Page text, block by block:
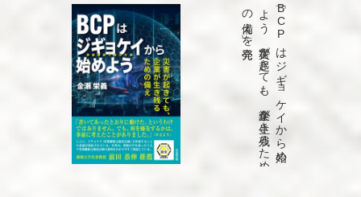
「B
C
P
は
ジ
ギ
ョ
ケ
イ
か
ら
始め
よ
う
災害が
起き
て
も
、
企業が
生き
残る
た
め
の
備え
」を
発売